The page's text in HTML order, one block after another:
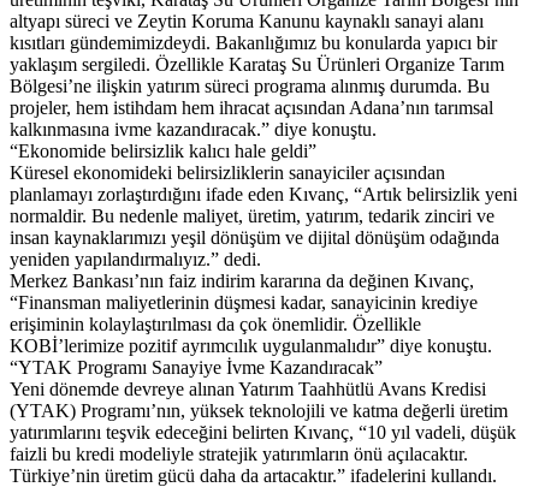
altyapı süreci ve Zeytin Koruma Kanunu kaynaklı sanayi alanı
kısıtları gündemimizdeydi. Bakanlığımız bu konularda yapıcı bir
yaklaşım sergiledi. Özellikle Karataş Su Ürünleri Organize Tarım
Bölgesi’ne ilişkin yatırım süreci programa alınmış durumda. Bu
projeler, hem istihdam hem ihracat açısından Adana’nın tarımsal
kalkınmasına ivme kazandıracak.” diye konuştu.
“Ekonomide belirsizlik kalıcı hale geldi”
Küresel ekonomideki belirsizliklerin sanayiciler açısından
planlamayı zorlaştırdığını ifade eden Kıvanç, “Artık belirsizlik yeni
normaldir. Bu nedenle maliyet, üretim, yatırım, tedarik zinciri ve
insan kaynaklarımızı yeşil dönüşüm ve dijital dönüşüm odağında
yeniden yapılandırmalıyız.” dedi.
Merkez Bankası’nın faiz indirim kararına da değinen Kıvanç,
“Finansman maliyetlerinin düşmesi kadar, sanayicinin krediye
erişiminin kolaylaştırılması da çok önemlidir. Özellikle
KOBİ’lerimize pozitif ayrımcılık uygulanmalıdır” diye konuştu.
“YTAK Programı Sanayiye İvme Kazandıracak”
Yeni dönemde devreye alınan Yatırım Taahhütlü Avans Kredisi
(YTAK) Programı’nın, yüksek teknolojili ve katma değerli üretim
yatırımlarını teşvik edeceğini belirten Kıvanç, “10 yıl vadeli, düşük
faizli bu kredi modeliyle stratejik yatırımların önü açılacaktır.
Türkiye’nin üretim gücü daha da artacaktır.” ifadelerini kullandı.